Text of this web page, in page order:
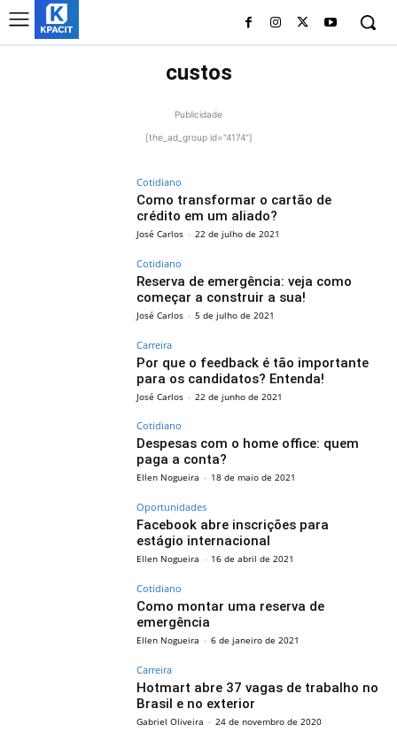
custos
Publicidade
[the_ad_group id="4174"]
Cotidiano
Como transformar o cartão de
crédito em um aliado?
José Carlos - 22 de julho de 2021
Cotidiano
Reserva de emergência: veja como
começar a construir a sua!
José Carlos - 5 de julho de 2021
Carreira
Por que o feedback é tão importante
para os candidatos? Entenda!
José Carlos - 22 de junho de 2021
Cotidiano
Despesas com o home office: quem
paga a conta?
Ellen Nogueira - 18 de maio de 2021
Oportunidades
Facebook abre inscrições para
estágio internacional
Ellen Nogueira - 16 de abril de 2021
Cotidiano
Como montar uma reserva de
emergência
Ellen Nogueira - 6 de janeiro de 2021
Carreira
Hotmart abre 37 vagas de trabalho no
Brasil e no exterior
Gabriel Oliveira - 24 de novembro de 2020